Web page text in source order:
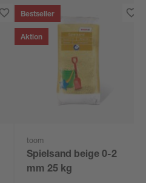
Bestseller
Aktion
toom
Spielsand beige 0-2
mm 25 kg